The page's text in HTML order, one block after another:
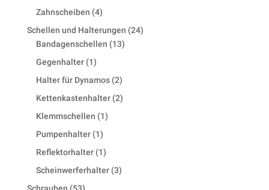
Zahnscheiben 44
products
Schellen und Halterungen 2424
Bandagenschellen 1313
Gegenhalter 11
product
Halter für Dynamos 22
products
Kettenkastenhalter 22
Klemmschellen 11
Pumpenhalter 11
product
Reflektorhalter 11
product
Scheinwerferhalter 33
53